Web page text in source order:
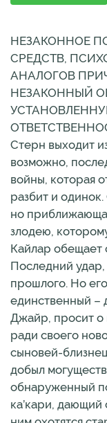
НЕЗАКОННОЕ
СРЕДСТВ,
АНАЛОГОВ
НЕЗАКОННЫЙ
Стерн выходит
возможно,
войны, которая
разбит и
но
злодею,
Кайлар обещает
Последний удар,
прошлого. Но
единственный –
Джайр, просит о
ради своего
сыновей-
добыл
обнаруженный
ка’кари, дающий